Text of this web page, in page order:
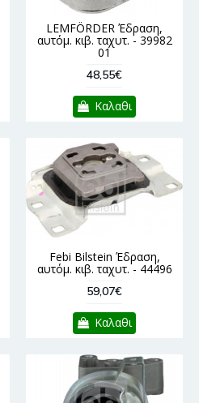
LEMFÖRDER Έδραση,
αυτόμ. κιβ. ταχυτ. - 39982
01
48,55€
Καλαθι
Febi Bilstein Έδραση,
αυτόμ. κιβ. ταχυτ. - 44496
59,07€
Καλαθι